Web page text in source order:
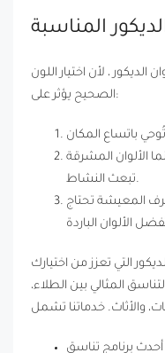
المناسبة
الديكور ، لأن اختيار اللون
الصحيح يؤثر على:
الألوان المشرقة
تبعث النشاط.
المعيشة تحتاج
التي تعزز من اختيارك
المثالي بين الطلاء،
برنامج تناسق